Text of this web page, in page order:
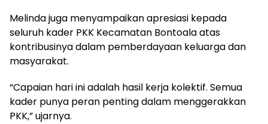
Melinda juga menyampaikan apresiasi kepada
seluruh kader PKK Kecamatan Bontoala atas
kontribusinya dalam pemberdayaan keluarga dan
masyarakat.
“Capaian hari ini adalah hasil kerja kolektif. Semua
kader punya peran penting dalam menggerakkan
PKK,” ujarnya.